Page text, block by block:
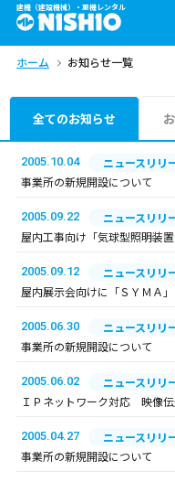
建機（建設機械）・重機レンタル
商品一覧
問合せ依頼リスト
ホーム お知らせ一覧
全てのお知らせ
2005.10.04
ニュースリリ
事業所の新規開設について
2005.09.22
ニュースリリ
屋内工事向け「気球型照明装
2005.09.12
ニュースリリ
屋内展示会向けに「ＳＹＭＡ
2005.06.30
ニュースリリ
事業所の新規開設について
2005.06.02
ニュースリリ
ＩＰネットワーク対応 映像
2005.04.27
ニュースリリ
事業所の新規開設について